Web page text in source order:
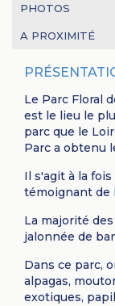
PHOTOS
A PROXIMITÉ
Le Parc Floral
est le lieu le
parc que le
Parc a obtenu
Il s'agit à la
témoignant de
La majorité
jalonnée de
Dans ce parc,
alpagas,
exotiques,